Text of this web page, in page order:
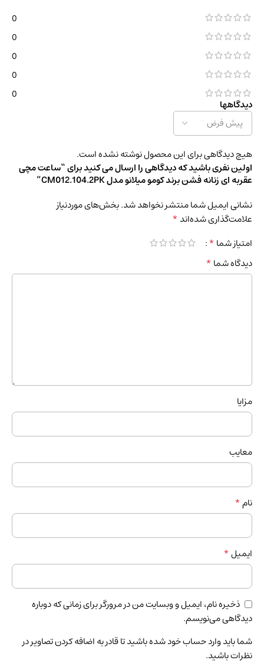
0
0
0
0
0
دیدگاهها
هیچ دیدگاهی برای این محصول نوشته نشده است.
اولین نفری باشید که دیدگاهی را ارسال می کنید برای “ساعت مچی
عقربه ای زنانه فشن برند کومو میلانو مدل CM012.104.2PK”
نشانی ایمیل شما منتشر نخواهد شد.بخش‌های موردنیاز
علامت‌گذاری شده‌اند*
امتیاز شما*
دیدگاه شما*
مزایا
معایب
نام*
ایمیل*
ذخیره نام، ایمیل و وبسایت من در مرورگر برای زمانی که دوباره
دیدگاهی می‌نویسم.
شما باید وارد حساب خود شده باشید تا قادر به اضافه کردن تصاویر در
نظرات باشید.